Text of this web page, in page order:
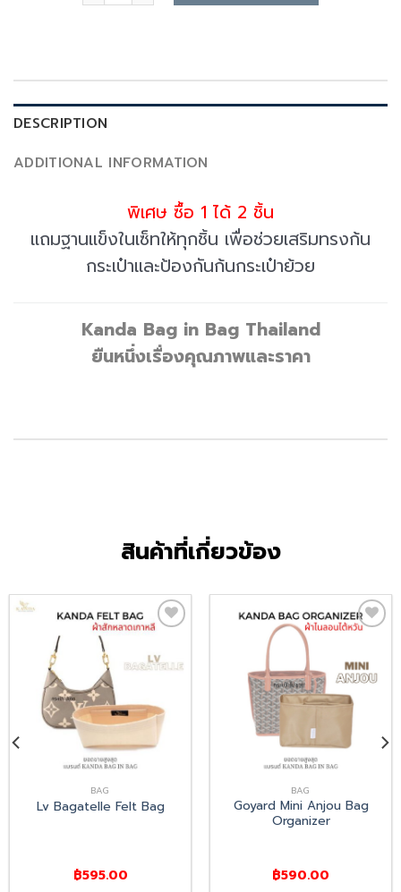
DESCRIPTION
ADDITIONAL INFORMATION
พิเศษ ซื้อ 1 ได้ 2 ชิ้น
แถมฐานแข็งในเซ็ทให้ทุกชิ้น เพื่อช่วยเสริมทรงก้น
กระเป๋าและป้องกันก้นกระเป๋าย้วย
Kanda Bag in Bag Thailand
ยืนหนึ่งเรื่องคุณภาพและราคา
สินค้าที่เกี่ยวข้อง
to
wishlist
BAG
Lv Bagatelle Felt Bag
฿595.00
wishlist
BAG
Goyard Mini Anjou Bag
Organizer
฿590.00